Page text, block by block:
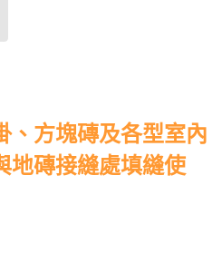
、方塊磚及各型室內
地磚接縫處填縫使